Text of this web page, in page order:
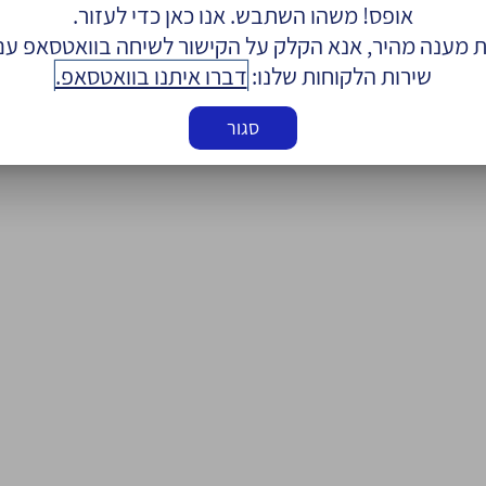
אופס! משהו השתבש. אנו כאן כדי לעזור.
מענה מהיר, אנא הקלק על הקישור לשיחה בוואטסאפ
שירות הלקוחות שלנו: דברו איתנו בוואטסאפ.
סגור